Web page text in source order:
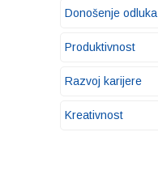
Donošenje odluka
Produktivnost
Razvoj karijere
Kreativnost